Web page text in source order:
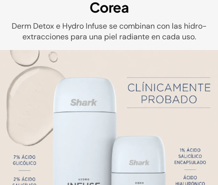
Corea
Derm Detox e Hydro Infuse se combinan con las hidro-
extracciones para una piel radiante en cada uso.